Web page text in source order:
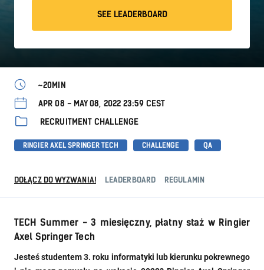
SEE LEADERBOARD
~20MIN
APR 08 - MAY 08, 2022 23:59 CEST
RECRUITMENT CHALLENGE
RINGIER AXEL SPRINGER TECH CHALLENGE QA
DOŁĄCZ DO WYZWANIA! LEADERBOARD REGULAMIN
TECH Summer - 3 miesięczny, płatny staż w Ringier
Axel Springer Tech
Jesteś studentem 3. roku informatyki lub kierunku pokrewnego